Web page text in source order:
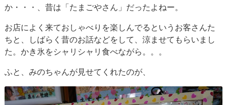
か・・・、昔は「たまごやさん」だったよねー。
お店によく来ておしゃべりを楽しんでるというお客さんた
ちと、しばらく昔のお話などをして、涼ませてもらいまし
た。かき氷をシャリシャリ食べながら。。。
ふと、みのちゃんが見せてくれたのが、